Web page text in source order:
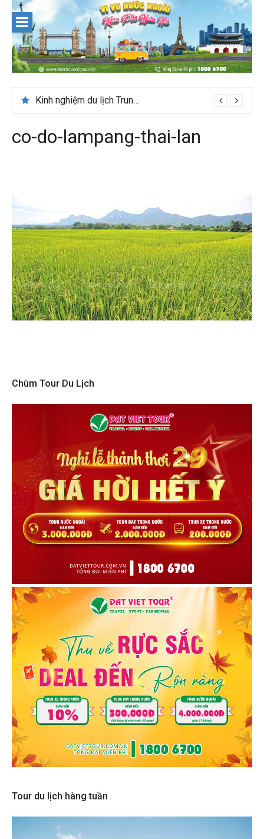
content
Kinh nghiệm du lịch Trung Á lần đầu cho khách Việt
Du lịch Maldives – Lần đầu nên đi đâu, chơi gì?
co-do-lampang-thai-lan
Chùm Tour Du Lịch
Tour du lịch hàng tuần